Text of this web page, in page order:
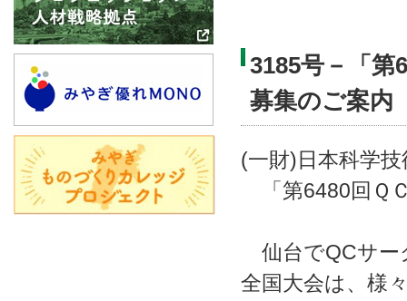
3185号－「第
募集のご案内
(一財)日本科学
「第6480回Ｑ
仙台でQCサー
全国大会は、様